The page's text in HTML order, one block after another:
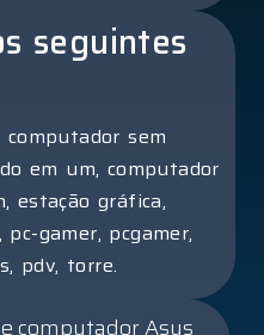
seguintes
sem
em um, computador
estação gráfica,
gamer, pcgamer,
pdv, torre.
computador Asus